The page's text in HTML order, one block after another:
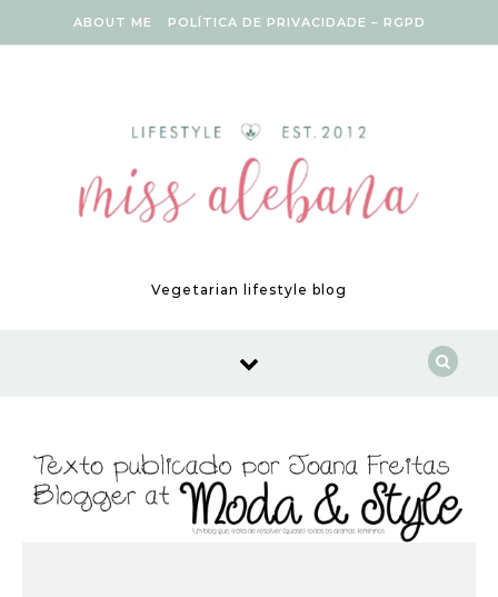
ABOUT ME POLÍTICA DE PRIVACIDADE – RGPD
Vegetarian lifestyle blog